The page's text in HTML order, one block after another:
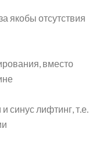
якобы отсутствия
вместо
синус лифтинг, т.е.